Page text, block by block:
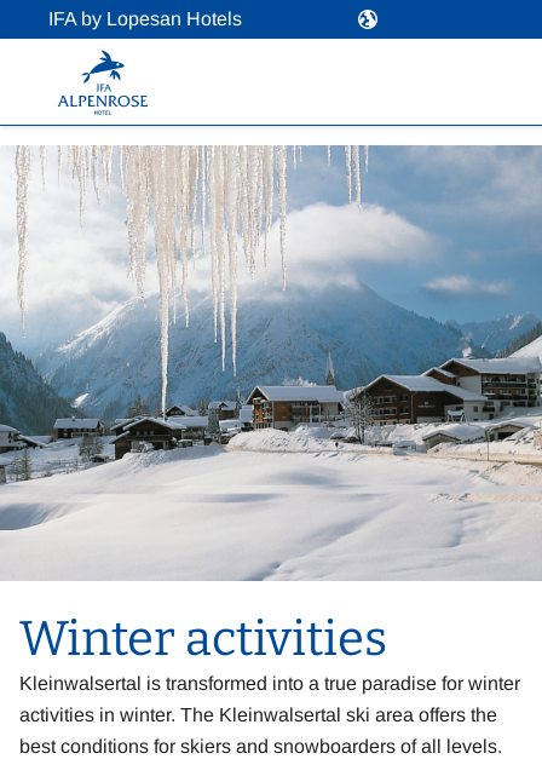
IFA by Lopesan Hotels
Winter activities
Kleinwalsertal is transformed into a true paradise for winter
activities in winter. The Kleinwalsertal ski area offers the
best conditions for skiers and snowboarders of all levels.